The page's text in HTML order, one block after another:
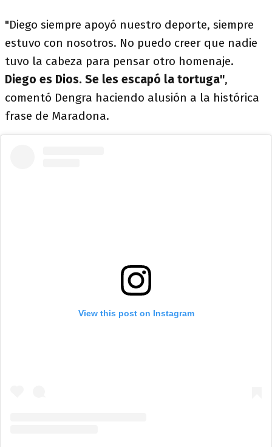
"Diego siempre apoyó nuestro deporte, siempre
estuvo con nosotros. No puedo creer que nadie
tuvo la cabeza para pensar otro homenaje.
Diego es Dios. Se les escapó la tortuga",
comentó Dengra haciendo alusión a la histórica
frase de Maradona.
View this post on Instagram